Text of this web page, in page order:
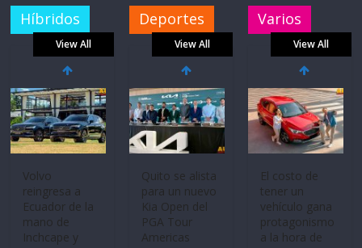
Híbridos
View All
Volvo
reingresa a
Ecuador de la
mano de
Inchcape y
Deportes
View All
Quito se alista
para un nuevo
Kia Open del
PGA Tour
Americas
Varios
View All
El costo de
tener un
vehículo gana
protagonismo
a la hora de